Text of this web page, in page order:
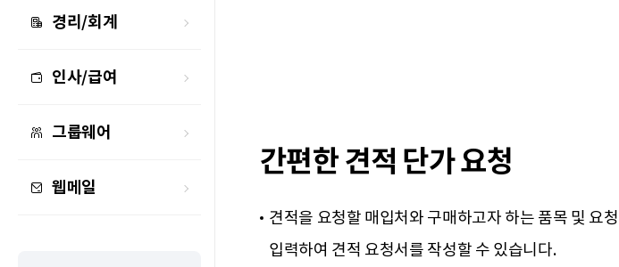
경리/회계
인사/급여
그룹웨어
웹메일
간편한 견적 단가 요청
견적을 요청할 매입처와 구매하고자 하는 품목 및 요
입력하여 견적 요청서를 작성할 수 있습니다.